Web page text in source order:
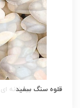
قلوه سنگ سفید